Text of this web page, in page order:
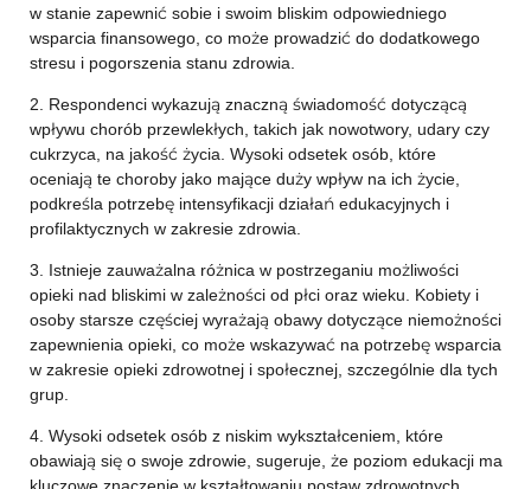
w stanie zapewnić sobie i swoim bliskim odpowiedniego
wsparcia finansowego, co może prowadzić do dodatkowego
stresu i pogorszenia stanu zdrowia.
2. Respondenci wykazują znaczną świadomość dotyczącą
wpływu chorób przewlekłych, takich jak nowotwory, udary czy
cukrzyca, na jakość życia. Wysoki odsetek osób, które
oceniają te choroby jako mające duży wpływ na ich życie,
podkreśla potrzebę intensyfikacji działań edukacyjnych i
profilaktycznych w zakresie zdrowia.
3. Istnieje zauważalna różnica w postrzeganiu możliwości
opieki nad bliskimi w zależności od płci oraz wieku. Kobiety i
osoby starsze częściej wyrażają obawy dotyczące niemożności
zapewnienia opieki, co może wskazywać na potrzebę wsparcia
w zakresie opieki zdrowotnej i społecznej, szczególnie dla tych
grup.
4. Wysoki odsetek osób z niskim wykształceniem, które
obawiają się o swoje zdrowie, sugeruje, że poziom edukacji ma